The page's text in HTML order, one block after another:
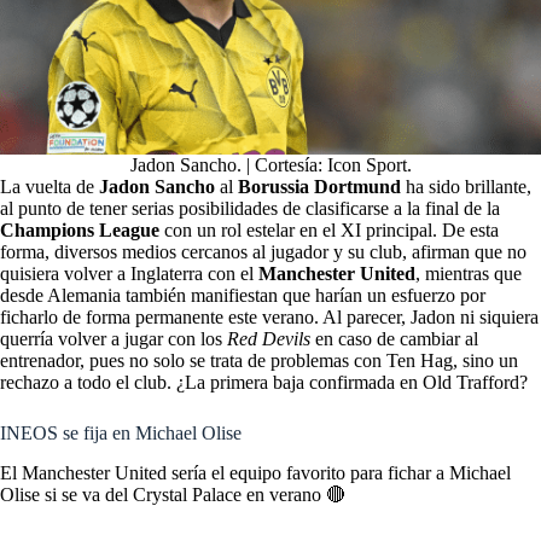
Jadon Sancho. | Cortesía: Icon Sport.
La vuelta de Jadon Sancho al Borussia Dortmund ha sido brillante,
al punto de tener serias posibilidades de clasificarse a la final de la
Champions League con un rol estelar en el XI principal. De esta
forma, diversos medios cercanos al jugador y su club, afirman que no
quisiera volver a Inglaterra con el Manchester United, mientras que
desde Alemania también manifiestan que harían un esfuerzo por
ficharlo de forma permanente este verano. Al parecer, Jadon ni siquiera
querría volver a jugar con los Red Devils en caso de cambiar al
entrenador, pues no solo se trata de problemas con Ten Hag, sino un
rechazo a todo el club. ¿La primera baja confirmada en Old Trafford?
INEOS se fija en Michael Olise
El Manchester United sería el equipo favorito para fichar a Michael
Olise si se va del Crystal Palace en verano 🔴